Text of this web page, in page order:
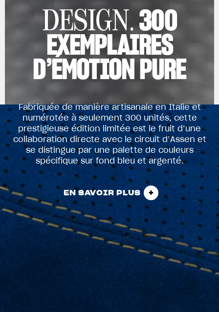
DESIGN.300
EXEMPLAIRES
D’ÉMOTION PURE
Fabriquée de manière artisanale en Italie et
numérotée à seulement 300 unités, cette
prestigieuse édition limitée est le fruit d’une
collaboration directe avec le circuit d’Assen et
se distingue par une palette de couleurs
spécifique sur fond bleu et argenté.
EN SAVOIR PLUS